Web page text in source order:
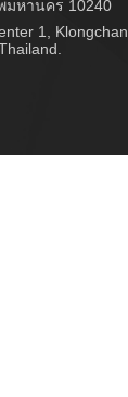
มหานคร 10240
1, Klongchan,